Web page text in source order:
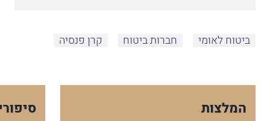
ביטוח לאומי חברות ביטוח קרן פנסיה
המלצות